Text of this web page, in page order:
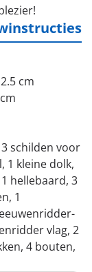
cm
schilden voor
1 kleine dolk,
hellebaard, 3
1
vlag, 2
4 bouten,